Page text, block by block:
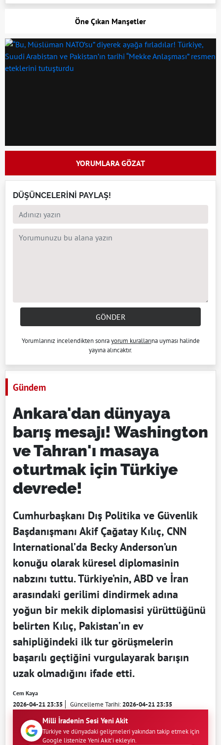
Öne Çıkan Manşetler
YORUMLARA GÖZAT
DÜŞÜNCELERİNİ PAYLAŞ!
GÖNDER
Yorumlarınız incelendikten sonrayorum kurallarına uyması halinde
yayına alıncaktır.
Gündem
Ankara'dan dünyaya
barış mesajı! Washington
ve Tahran'ı masaya
oturtmak için Türkiye
devrede!
Cumhurbaşkanı Dış Politika ve Güvenlik
Başdanışmanı Akif Çağatay Kılıç, CNN
International’da Becky Anderson’un
konuğu olarak küresel diplomasinin
nabzını tuttu. Türkiye’nin, ABD ve İran
arasındaki gerilimi dindirmek adına
yoğun bir mekik diplomasisi yürüttüğünü
belirten Kılıç, Pakistan’ın ev
sahipliğindeki ilk tur görüşmelerin
başarılı geçtiğini vurgulayarak barışın
uzak olmadığını ifade etti.
Cem Kaya
2026-04-21 23:35 Güncelleme Tarihi:2026-04-21 23:35
Milli İradenin Sesi Yeni Akit
Türkiye ve dünyadaki gelişmeleri yakından takip etmek için
Google listenize Yeni Akit'i ekleyin.